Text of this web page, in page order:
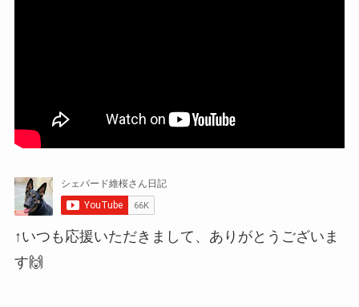
↑いつも応援いただきまして、ありがとうございま
す🙌